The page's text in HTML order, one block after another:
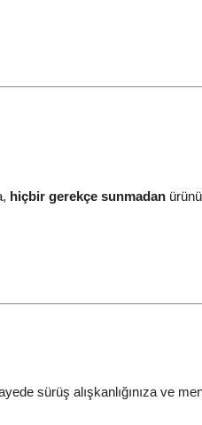
hiçbir gerekçe sunmadan
sürüş alışkanlığınıza ve